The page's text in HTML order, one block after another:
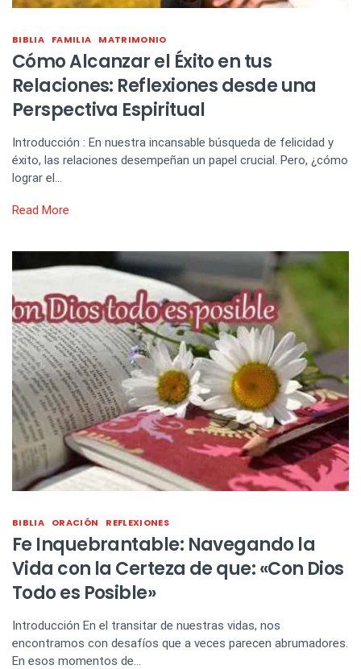
BIBLIA FAMILIA MATRIMONIO
Cómo Alcanzar el Éxito en tus
Relaciones: Reflexiones desde una
Perspectiva Espiritual
Introducción : En nuestra incansable búsqueda de felicidad y
éxito, las relaciones desempeñan un papel crucial. Pero, ¿cómo
lograr el…
Read More
BIBLIA ORACIÓN REFLEXIONES
Fe Inquebrantable: Navegando la
Vida con la Certeza de que: «Con Dios
Todo es Posible»
Introducción En el transitar de nuestras vidas, nos
encontramos con desafíos que a veces parecen abrumadores.
En esos momentos de…